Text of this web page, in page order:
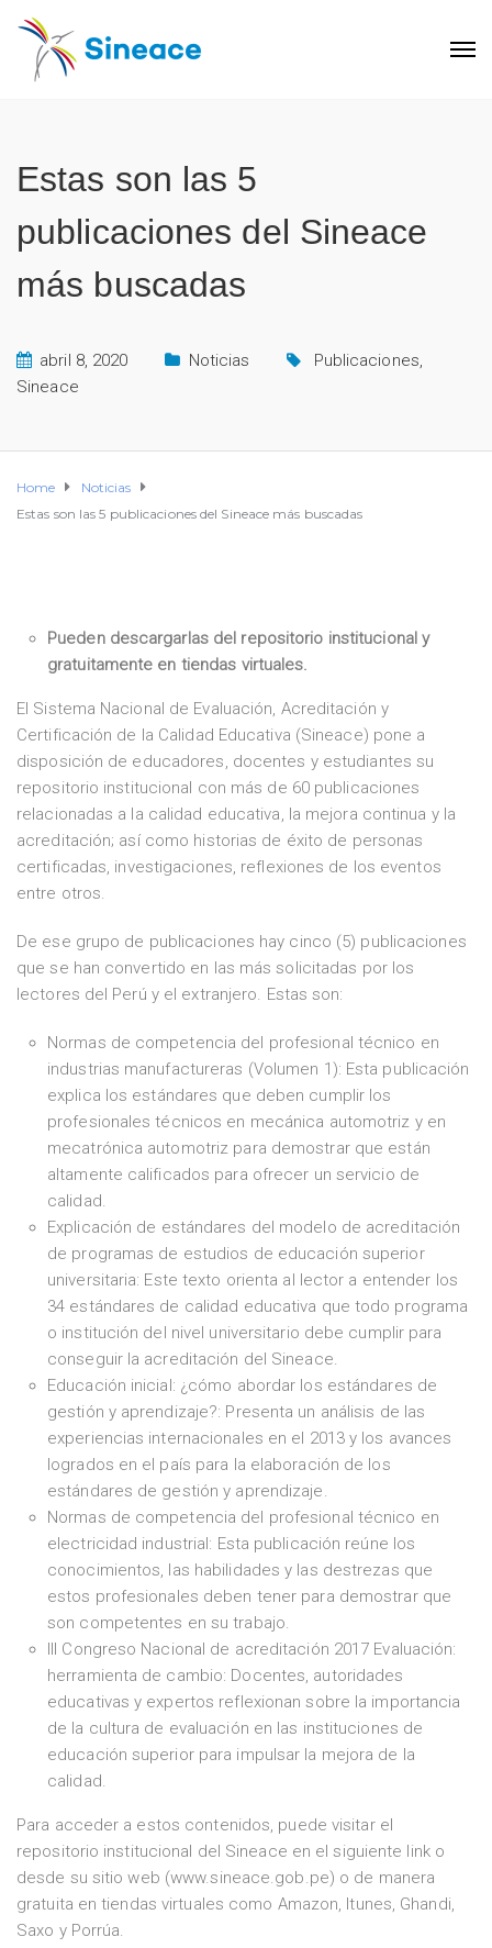
Estas son las 5
publicaciones del Sineace
más buscadas
abril 8, 2020 Noticias Publicaciones,
Sineace
Home
Noticias
Estas son las 5 publicaciones del Sineace más buscadas
Pueden descargarlas del repositorio institucional y
gratuitamente en tiendas virtuales.
El Sistema Nacional de Evaluación, Acreditación y
Certificación de la Calidad Educativa (Sineace) pone a
disposición de educadores, docentes y estudiantes su
repositorio institucional con más de 60 publicaciones
relacionadas a la calidad educativa, la mejora continua y la
acreditación; así como historias de éxito de personas
certificadas, investigaciones, reflexiones de los eventos
entre otros.
De ese grupo de publicaciones hay cinco (5) publicaciones
que se han convertido en las más solicitadas por los
lectores del Perú y el extranjero. Estas son:
Normas de competencia del profesional técnico en
industrias manufactureras (Volumen 1): Esta publicación
explica los estándares que deben cumplir los
profesionales técnicos en mecánica automotriz y en
mecatrónica automotriz para demostrar que están
altamente calificados para ofrecer un servicio de
calidad.
Explicación de estándares del modelo de acreditación
de programas de estudios de educación superior
universitaria: Este texto orienta al lector a entender los
34 estándares de calidad educativa que todo programa
o institución del nivel universitario debe cumplir para
conseguir la acreditación del Sineace.
Educación inicial: ¿cómo abordar los estándares de
gestión y aprendizaje?: Presenta un análisis de las
experiencias internacionales en el 2013 y los avances
logrados en el país para la elaboración de los
estándares de gestión y aprendizaje.
Normas de competencia del profesional técnico en
electricidad industrial: Esta publicación reúne los
conocimientos, las habilidades y las destrezas que
estos profesionales deben tener para demostrar que
son competentes en su trabajo.
III Congreso Nacional de acreditación 2017 Evaluación:
herramienta de cambio: Docentes, autoridades
educativas y expertos reflexionan sobre la importancia
de la cultura de evaluación en las instituciones de
educación superior para impulsar la mejora de la
calidad.
Para acceder a estos contenidos, puede visitar el
repositorio institucional del Sineace en el siguiente link o
desde su sitio web (www.sineace.gob.pe) o de manera
gratuita en tiendas virtuales como Amazon, Itunes, Ghandi,
Saxo y Porrúa.